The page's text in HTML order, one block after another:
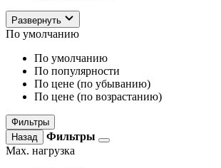
Развернуть
По умолчанию
По умолчанию
По популярности
По цене (по убыванию)
По цене (по возрастанию)
Фильтры
Назад
Фильтры
Max. нагрузка